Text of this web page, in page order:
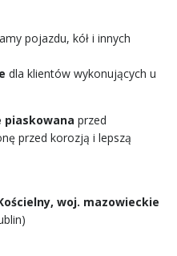
pojazdu, kół i innych
dla klientów wykonujących u
piaskowana przed
przed korozją i lepszą
woj. mazowieckie